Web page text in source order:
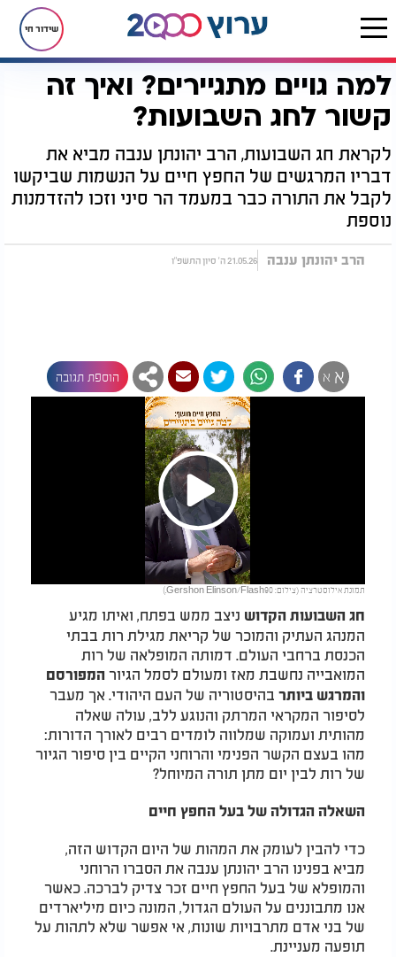
שידור חי
דף הבית יהדות חגים ומועדים שבועות למה גויים מתגיירים? ואיך זה קשור לחג השבועות?
למה גויים מתגיירים? ואיך זה
קשור לחג השבועות?
לקראת חג השבועות, הרב יהונתן ענבה מביא את
דבריו המרגשים של החפץ חיים על הנשמות שביקשו
לקבל את התורה כבר במעמד הר סיני וזכו להזדמנות
נוספת
הרב יהונתן ענבה 21.05.26 ה' סיון התשפ"ו
א א הוספת תגובה
Play
Video
תמונת אילוסטרציה (צילום: Gershon Elinson/Flash90.)
חג השבועות הקדוש ניצב ממש בפתח, ואיתו מגיע
המנהג העתיק והמוכר של קריאת מגילת רות בבתי
הכנסת ברחבי העולם. דמותה המופלאה של רות
המואבייה נחשבת מאז ומעולם לסמל הגיור המפורסם
והמרגש ביותר בהיסטוריה של העם היהודי. אך מעבר
לסיפור המקראי המרתק והנוגע ללב, עולה שאלה
מהותית ועמוקה שמלווה לומדים רבים לאורך הדורות:
מהו בעצם הקשר הפנימי והרוחני הקיים בין סיפור הגיור
של רות לבין יום מתן תורה המיוחל?
השאלה הגדולה של בעל החפץ חיים
כדי להבין לעומק את המהות של היום הקדוש הזה,
מביא בפנינו הרב יהונתן ענבה את הסברו הרוחני
והמופלא של בעל החפץ חיים זכר צדיק לברכה. כאשר
אנו מתבוננים על העולם הגדול, המונה כיום מיליארדים
של בני אדם מתרבויות שונות, אי אפשר שלא לתהות על
תופעה מעניינת.